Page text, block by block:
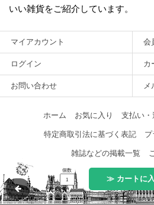
個数
≫ カートに
いい雑貨をご紹介しています。
マイアカウント 会
ログイン カ
お問い合わせ メ
ホーム お気に入り 支払い・
特定商取引法に基づく表記
雑誌などの掲載一覧